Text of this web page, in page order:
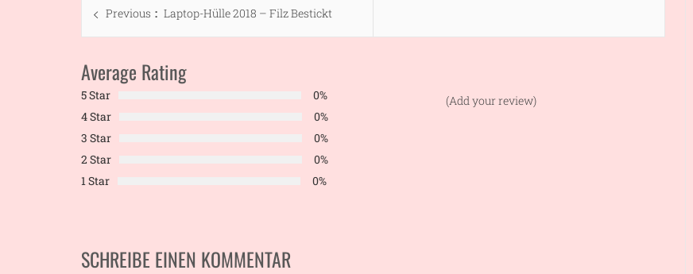
Previous
Previous
post:
Laptop-Hülle 2018 – Filz Bestickt
Average Rating
5 Star
0%
4 Star
0%
3 Star
0%
2 Star
0%
1 Star
0%
(Add your review)
SCHREIBE EINEN KOMMENTAR